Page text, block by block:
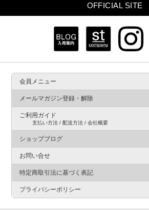
OFFICIAL SITE
会員メニュー
メールマガジン登録・解除
ご利用ガイド
支払い方法 / 配送方法 / 会社概要
ショップブログ
お問い合せ
特定商取引法に基づく表記
プライバシーポリシー